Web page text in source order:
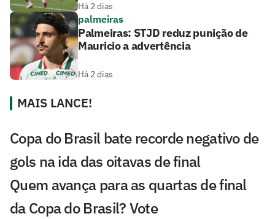
Há 2 dias
palmeiras
Palmeiras: STJD reduz punição de
Mauricio a advertência
Há 2 dias
MAIS LANCE!
Copa do Brasil bate recorde negativo de
gols na ida das oitavas de final
Quem avança para as quartas de final
da Copa do Brasil? Vote